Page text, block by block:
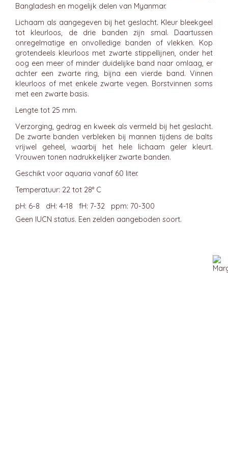
Bangladesh en mogelijk delen van Myanmar.
Lichaam als aangegeven bij het geslacht. Kleur bleekgeel
tot kleurloos, de drie banden zijn smal. Daartussen
onregelmatige en onvolledige banden of vlekken. Kop
grotendeels kleurloos met zwarte stippellijnen, onder het
oog een meer of minder duidelijke band naar omlaag, er
achter een zwarte ring, bijna een vierde band. Vinnen
kleurloos of met enkele zwarte vegen. Borstvinnen soms
met een zwarte basis.
Lengte tot 25 mm.
Verzorging, gedrag en kweek als vermeld bij het geslacht.
De zwarte banden verbleken bij mannen tijdens de balts
vrijwel geheel, waarbij het hele lichaam geler kleurt.
Vrouwen tonen nadrukkelijker zwarte banden.
Geschikt voor aquaria vanaf 60 liter.
Temperatuur: 22 tot 28° C
pH: 6-8 dH: 4-18 fH: 7-32 ppm: 70-300
Geen IUCN status. Een zelden aangeboden soort.